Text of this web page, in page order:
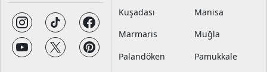
Kuşadası
Manisa
Marmaris
Muğla
Palandöken
Pamukkale